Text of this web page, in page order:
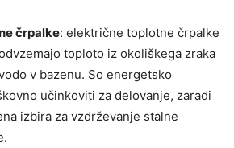
črpalke: električne toplotne črpalke
toploto iz okoliškega zraka
v bazenu. So energetsko
učinkoviti za delovanje, zaradi
izbira za vzdrževanje stalne